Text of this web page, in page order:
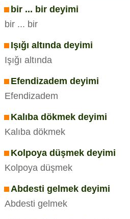
bir ... bir deyimi
bir ... bir
Işığı altında deyimi
Işığı altında
Efendizadem deyimi
Efendizadem
Kalıba dökmek deyimi
Kalıba dökmek
Kolpoya düşmek deyimi
Kolpoya düşmek
Abdesti gelmek deyimi
Abdesti gelmek